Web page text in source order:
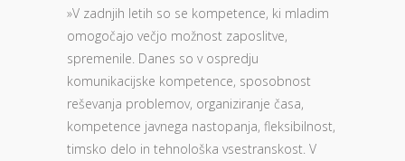
»V zadnjih letih so se kompetence, ki mladim
omogočajo večjo možnost zaposlitve,
spremenile. Danes so v ospredju
komunikacijske kompetence, sposobnost
reševanja problemov, organiziranje časa,
kompetence javnega nastopanja, fleksibilnost,
timsko delo in tehnološka vsestranskost. V